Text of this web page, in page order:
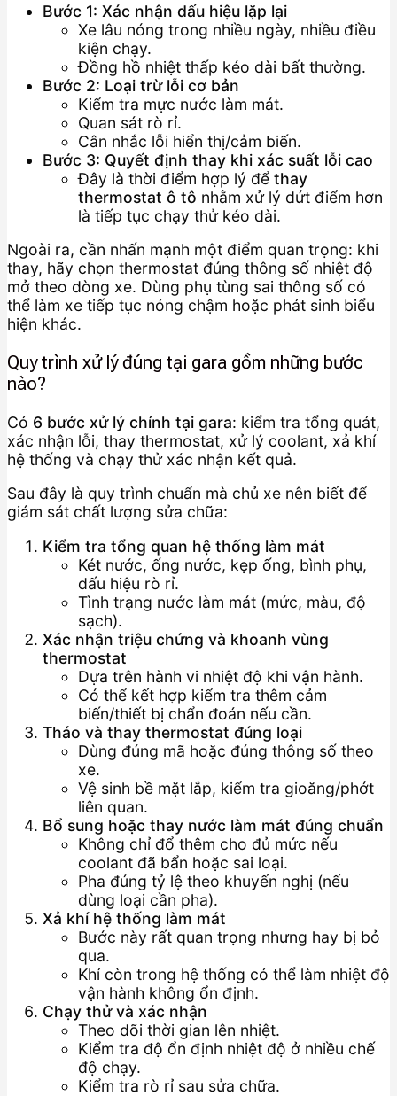
Bước 1: Xác nhận dấu hiệu lặp lại
Xe lâu nóng trong nhiều ngày, nhiều điều
kiện chạy.
Đồng hồ nhiệt thấp kéo dài bất thường.
Bước 2: Loại trừ lỗi cơ bản
Kiểm tra mực nước làm mát.
Quan sát rò rỉ.
Cân nhắc lỗi hiển thị/cảm biến.
Bước 3: Quyết định thay khi xác suất lỗi cao
Đây là thời điểm hợp lý để thay
thermostat ô tô nhằm xử lý dứt điểm hơn
là tiếp tục chạy thử kéo dài.
Ngoài ra, cần nhấn mạnh một điểm quan trọng: khi
thay, hãy chọn thermostat đúng thông số nhiệt độ
mở theo dòng xe. Dùng phụ tùng sai thông số có
thể làm xe tiếp tục nóng chậm hoặc phát sinh biểu
hiện khác.
Quy trình xử lý đúng tại gara gồm những bước
nào?
Có 6 bước xử lý chính tại gara: kiểm tra tổng quát,
xác nhận lỗi, thay thermostat, xử lý coolant, xả khí
hệ thống và chạy thử xác nhận kết quả.
Sau đây là quy trình chuẩn mà chủ xe nên biết để
giám sát chất lượng sửa chữa:
Kiểm tra tổng quan hệ thống làm mát
Két nước, ống nước, kẹp ống, bình phụ,
dấu hiệu rò rỉ.
Tình trạng nước làm mát (mức, màu, độ
sạch).
Xác nhận triệu chứng và khoanh vùng
thermostat
Dựa trên hành vi nhiệt độ khi vận hành.
Có thể kết hợp kiểm tra thêm cảm
biến/thiết bị chẩn đoán nếu cần.
Tháo và thay thermostat đúng loại
Dùng đúng mã hoặc đúng thông số theo
xe.
Vệ sinh bề mặt lắp, kiểm tra gioăng/phớt
liên quan.
Bổ sung hoặc thay nước làm mát đúng chuẩn
Không chỉ đổ thêm cho đủ mức nếu
coolant đã bẩn hoặc sai loại.
Pha đúng tỷ lệ theo khuyến nghị (nếu
dùng loại cần pha).
Xả khí hệ thống làm mát
Bước này rất quan trọng nhưng hay bị bỏ
qua.
Khí còn trong hệ thống có thể làm nhiệt độ
vận hành không ổn định.
Chạy thử và xác nhận
Theo dõi thời gian lên nhiệt.
Kiểm tra độ ổn định nhiệt độ ở nhiều chế
độ chạy.
Kiểm tra rò rỉ sau sửa chữa.